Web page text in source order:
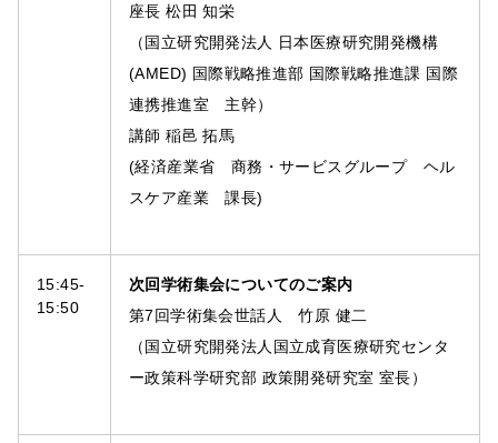
座長 松田 知栄
（国立研究開発法人 日本医療研究開発機構
(AMED) 国際戦略推進部 国際戦略推進課 国際
連携推進室 主幹）
講師 稲邑 拓馬
(経済産業省 商務・サービスグループ ヘル
スケア産業 課長)
15:45-
15:50
次回学術集会についてのご案内
第7回学術集会世話人 竹原 健二
（国立研究開発法人国立成育医療研究センタ
ー政策科学研究部 政策開発研究室 室長）